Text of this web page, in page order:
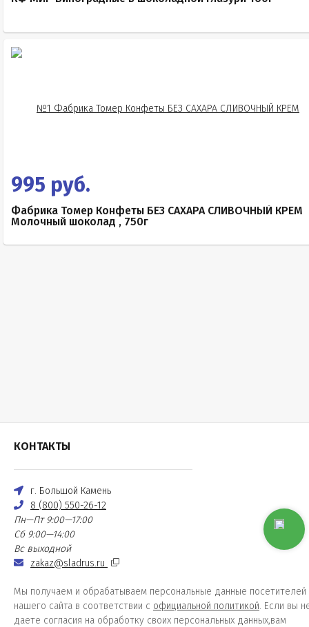
995 руб.
Фабрика Томер Конфеты БЕЗ САХАРА СЛИВОЧНЫЙ КРЕМ
Молочный шоколад , 750г
КОНТАКТЫ
г. Большой Камень
8 (800) 550-26-12
Пн—Пт 9:00—17:00
Сб 9:00—14:00
Вс выходной
zakaz@sladrus.ru
Мы получаем и обрабатываем персональные данные посетителей
нашего сайта в соответствии с официальной политикой. Если вы
даете согласия на обработку своих персональных данных,вам